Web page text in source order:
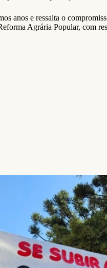
anos e ressalta o
Agrária Popular, com